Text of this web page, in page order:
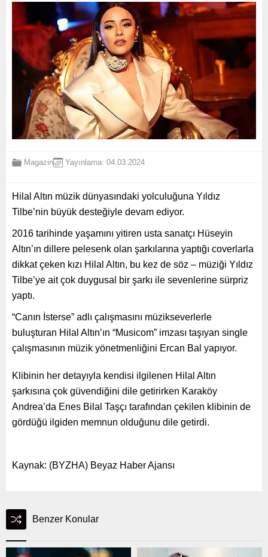
Magazin Yayınlama: 04.03.2024
Hilal Altın müzik dünyasındaki yolculuğuna Yıldız
Tilbe’nin büyük desteğiyle devam ediyor.
2016 tarihinde yaşamını yitiren usta sanatçı Hüseyin
Altın’ın dillere pelesenk olan şarkılarına yaptığı coverlarla
dikkat çeken kızı Hilal Altın, bu kez de söz – müziği Yıldız
Tilbe’ye ait çok duygusal bir şarkı ile sevenlerine sürpriz
yaptı.
“Canın İsterse” adlı çalışmasını müzikseverlerle
buluşturan Hilal Altın’ın “Musicom” imzası taşıyan single
çalışmasının müzik yönetmenliğini Ercan Bal yapıyor.
Klibinin her detayıyla kendisi ilgilenen Hilal Altın
şarkısına çok güvendiğini dile getirirken Karaköy
Andrea’da Enes Bilal Taşçı tarafından çekilen klibinin de
gördüğü ilgiden memnun olduğunu dile getirdi.
Kaynak: (BYZHA) Beyaz Haber Ajansı
Benzer Konular